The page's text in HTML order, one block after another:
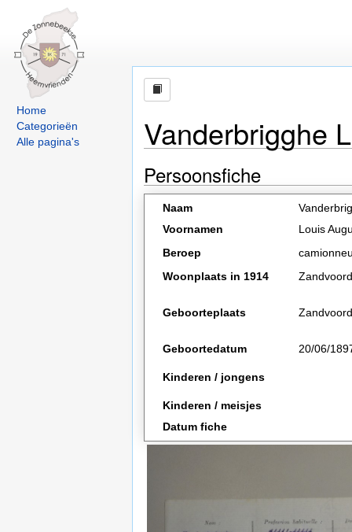
Home
Categorieën
Alle pagina's
Vanderbrigghe
Persoonsfiche
Naam
Voornamen
Louis
Beroep
Woonplaats in 1914
Geboorteplaats
Geboortedatum 20/06/
Kinderen / jongens
Kinderen / meisjes
Datum fiche